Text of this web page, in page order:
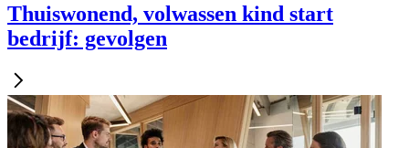
Thuiswonend, volwassen kind start
bedrijf: gevolgen